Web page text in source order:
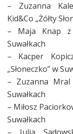
– Zuzanna
Kid&Co „Żółty
– Maja Knap z
Suwałkach
– Kacper
„Słoneczko” w
– Zuzanna
Suwałkach
– Miłosz
Suwałkach